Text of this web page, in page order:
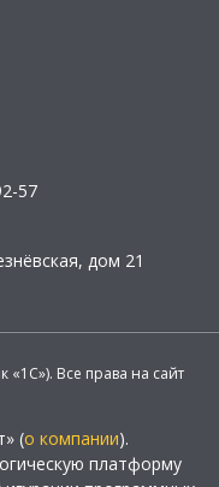
57
дом 21
Все права на сайт
(о компании).
платформу